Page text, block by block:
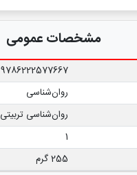
مشخصات عمومی
9786222577667
روان‌شناسی
روان‏‌شناسی تربیتی
1
255 گرم